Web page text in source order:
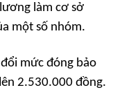
làm cơ sở
một số nhóm.
mức đóng bảo
2.530.000 đồng.